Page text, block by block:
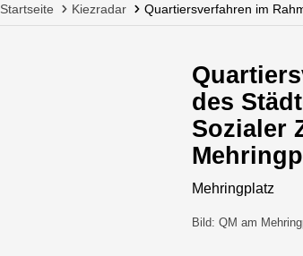
Startseite Kiezradar Quartiersverfahren im
des
Sozialer
Mehringplatz
Bild: QM am